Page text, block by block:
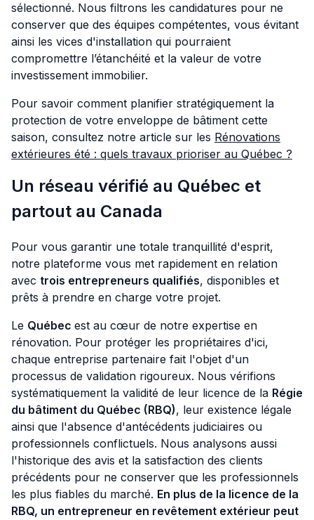
sélectionné. Nous filtrons les candidatures pour ne
conserver que des équipes compétentes, vous évitant
ainsi les vices d'installation qui pourraient
compromettre l’étanchéité et la valeur de votre
investissement immobilier.
Pour savoir comment planifier stratégiquement la
protection de votre enveloppe de bâtiment cette
saison, consultez notre article sur les Rénovations
extérieures été : quels travaux prioriser au Québec ?
Un réseau vérifié au Québec et
partout au Canada
Pour vous garantir une totale tranquillité d'esprit,
notre plateforme vous met rapidement en relation
avec trois entrepreneurs qualifiés, disponibles et
prêts à prendre en charge votre projet.
Le Québec est au cœur de notre expertise en
rénovation. Pour protéger les propriétaires d'ici,
chaque entreprise partenaire fait l'objet d'un
processus de validation rigoureux. Nous vérifions
systématiquement la validité de leur licence de la Régie
du bâtiment du Québec (RBQ), leur existence légale
ainsi que l'absence d'antécédents judiciaires ou
professionnels conflictuels. Nous analysons aussi
l'historique des avis et la satisfaction des clients
précédents pour ne conserver que les professionnels
les plus fiables du marché. En plus de la licence de la
RBQ, un entrepreneur en revêtement extérieur peut